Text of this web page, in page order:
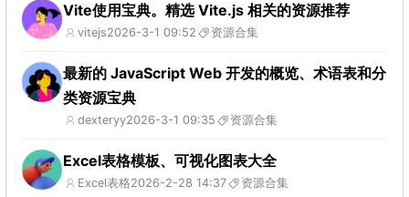
Vite使用宝典。精选 Vite.js 相关的资源推荐
vitejs2026-3-1 09:52 资源合集
最新的 JavaScript Web 开发的概览、术语表和分
类资源宝典
dexteryy2026-3-1 09:35 资源合集
Excel表格模板、可视化图表大全
Excel表格2026-2-28 14:37 资源合集